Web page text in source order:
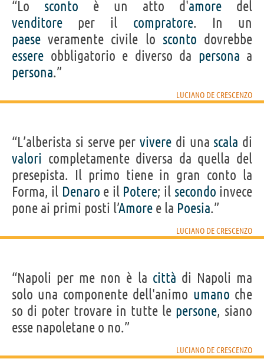
“Lo sconto è un atto d'amore del
venditore per il compratore. In un
paese veramente civile lo sconto dovrebbe
essere obbligatorio e diverso da persona a
persona.”
LUCIANO DE CRESCENZO
“L’alberista si serve per vivere di una scala di
valori completamente diversa da quella del
presepista. Il primo tiene in gran conto la
Forma, il Denaro e il Potere; il secondo invece
pone ai primi posti l’Amore e la Poesia.”
LUCIANO DE CRESCENZO
“Napoli per me non è la città di Napoli ma
solo una componente dell'animo umano che
so di poter trovare in tutte le persone, siano
esse napoletane o no.”
LUCIANO DE CRESCENZO